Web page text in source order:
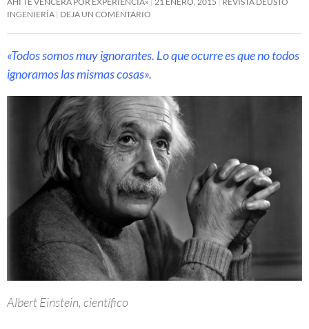
INGENIERÍA DEJA UN COMENTARIO
«Todos somos muy ignorantes. Lo que ocurre es que no todos
ignoramos las mismas cosas».
Albert Einstein, científico